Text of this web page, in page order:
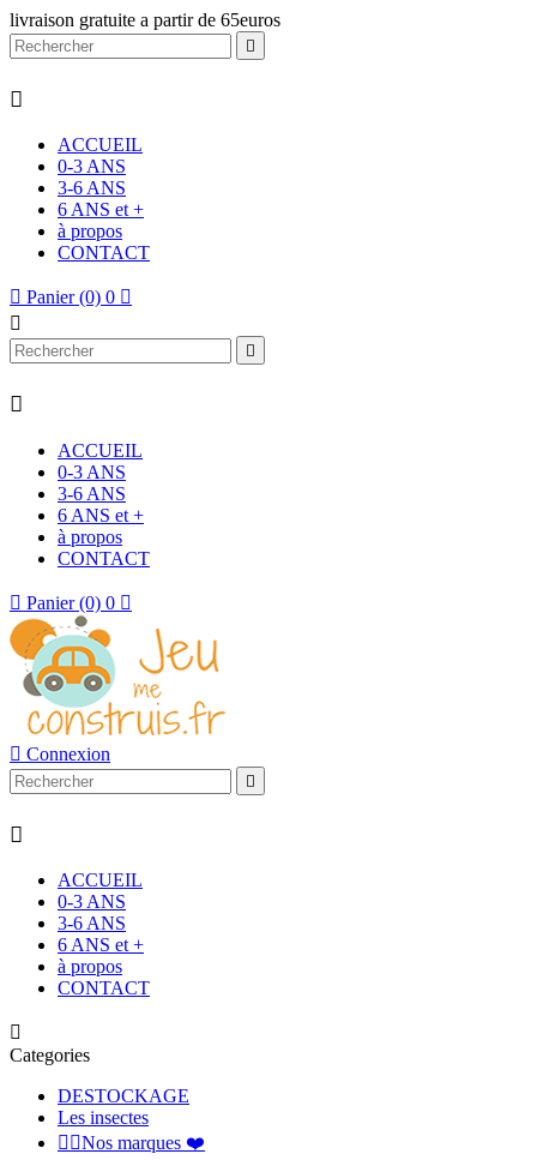
livraison gratuite a partir de 65euros


ACCUEIL
0-3 ANS
3-6 ANS
6 ANS et +
à propos
CONTACT
 Panier (0) 0 



ACCUEIL
0-3 ANS
3-6 ANS
6 ANS et +
à propos
CONTACT
 Panier (0) 0 
 Connexion


ACCUEIL
0-3 ANS
3-6 ANS
6 ANS et +
à propos
CONTACT

Categories
DESTOCKAGE
Les insectes
 Nos marques ❤️